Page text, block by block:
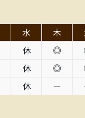
水 木
休 ◎
休 ◎
休 ー